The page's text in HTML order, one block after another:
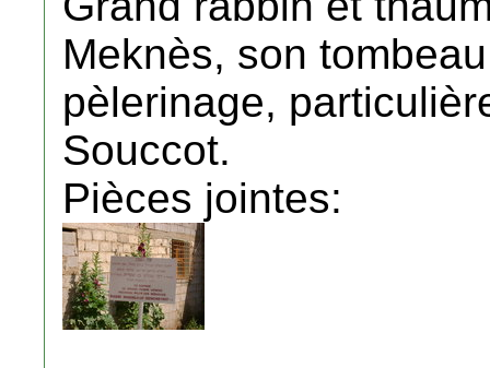
Meknès, son
pèlerinage,
Souccot.
Pièces jointes: